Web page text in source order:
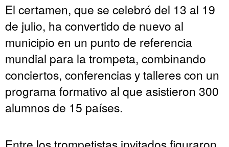
El certamen, que se celebró del 13 al 19
de julio, ha convertido de nuevo al
municipio en un punto de referencia
mundial para la trompeta, combinando
conciertos, conferencias y talleres con un
programa formativo al que asistieron 300
alumnos de 15 países.